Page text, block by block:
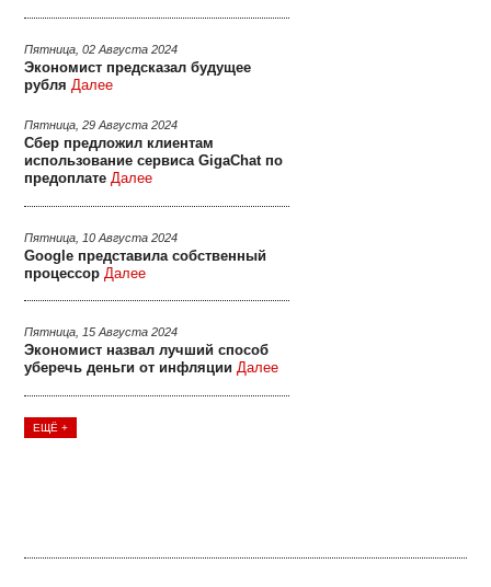
Пятница, 02 Августа 2024
Экономист предсказал будущее
рубля Далее
Пятница, 29 Августа 2024
Сбер предложил клиентам
использование сервиса GigaChat по
предоплате Далее
Пятница, 10 Августа 2024
Google представила собственный
процессор Далее
Пятница, 15 Августа 2024
Экономист назвал лучший способ
уберечь деньги от инфляции Далее
ЕЩЁ +